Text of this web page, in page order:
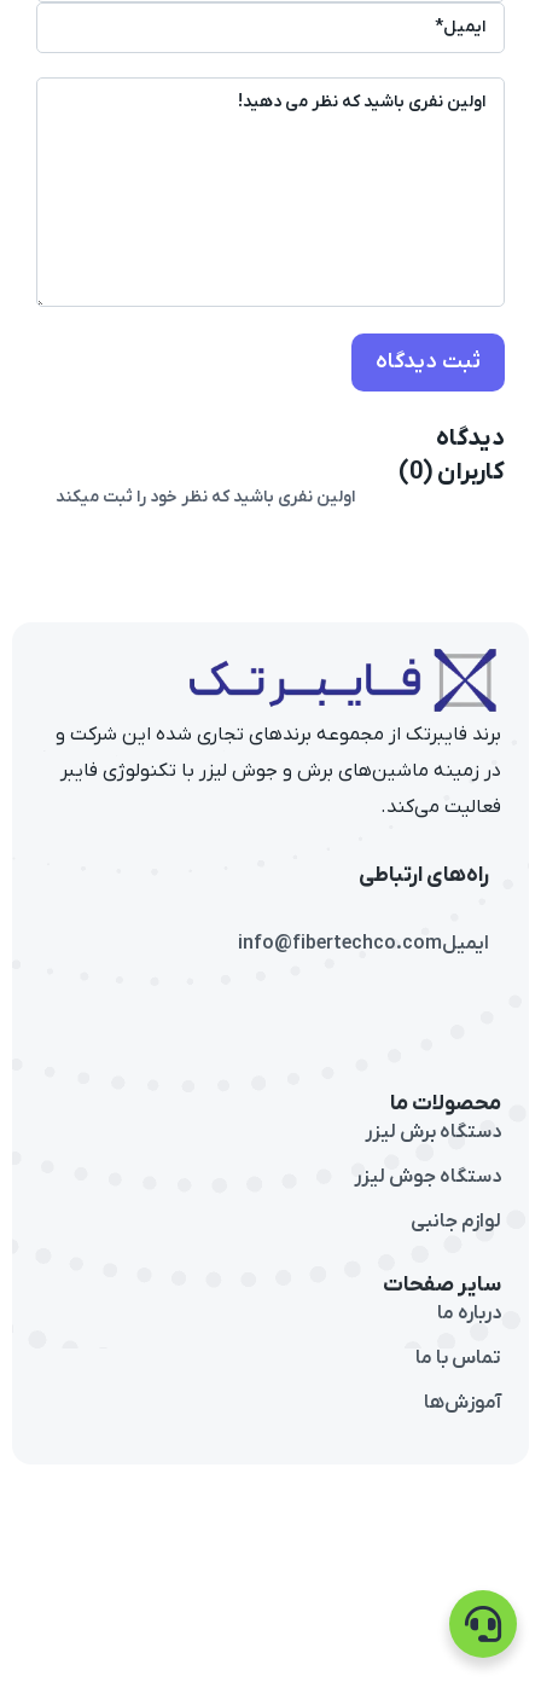
دیدگاه
کاربران (0)
نام*
برند فایبرتک از مجموعه برندهای تجاری شده این شرکت و
در زمینه ماشین‌های برش و جوش لیزر با تکنولوژی فایبر
فعالیت می‌کند.
راه‌های ارتباطی
ایمیلinfo@fibertechco.com
محصولات ما
دستگاه برش لیزر
دستگاه جوش لیزر
لوازم جانبی
سایر صفحات
درباره ما
تماس با ما
آموزش‌ها